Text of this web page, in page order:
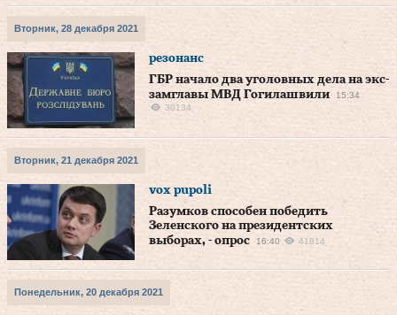
Вторник, 28 декабря 2021
резонанс
ГБР начало два уголовных дела на экс-
замглавы МВД Гогилашвили
15:34
30134
Вторник, 21 декабря 2021
vox pupoli
Разумков способен победить
Зеленского на президентских
выборах, - опрос
16:40 41814
Понедельник, 20 декабря 2021